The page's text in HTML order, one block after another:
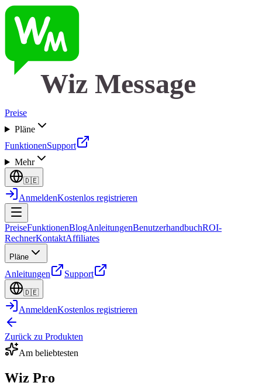
Wiz Message
Preise
Pläne
FunktionenSupport
Mehr
🇩🇪
AnmeldenKostenlos registrieren
PreiseFunktionenBlogAnleitungenBenutzerhandbuchROI-
RechnerKontaktAffiliates
Pläne
Anleitungen Support
🇩🇪
AnmeldenKostenlos registrieren
Zurück zu Produkten
Am beliebtesten
Wiz Pro